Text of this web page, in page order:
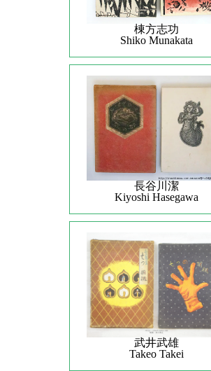
棟方志功
Shiko Munakata
長谷川潔
Kiyoshi Hasegawa
武井武雄
Takeo Takei